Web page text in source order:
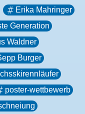
Erika Mahringer
Generation
Waldner
Burger
poster-wettbewerb